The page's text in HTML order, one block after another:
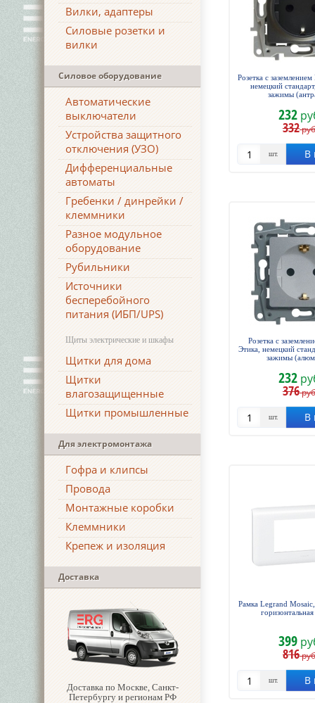
Вилки, адаптеры
Силовые розетки и
вилки
Силовое оборудование
Автоматические
выключатели
Устройства защитного
отключения (УЗО)
Дифференциальные
автоматы
Гребенки / динрейки /
клеммники
Разное модульное
оборудование
Рубильники
Источники
бесперебойного
питания (ИБП/UPS)
Щиты электрические и шкафы
Щитки для дома
Щитки
влагозащищенные
Щитки промышленные
Для электромонтажа
Гофра и клипсы
Провода
Монтажные коробки
Клеммники
Крепеж и изоляция
Доставка
Доставка по Москве, Санкт-
Петербургу и регионам РФ
Розетка с
немецкий
зажимы
232
332
шт. В
Розетка с
Этика, немецкий
зажимы
232
376
шт. В
Рамка Legrand
399
816
шт. В